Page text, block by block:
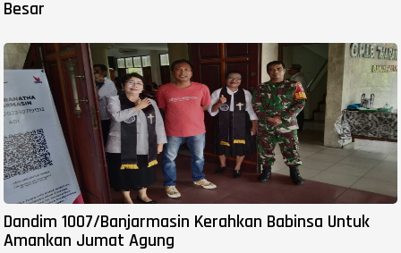
Besar
Dandim 1007/Banjarmasin Kerahkan Babinsa Untuk
Amankan Jumat Agung